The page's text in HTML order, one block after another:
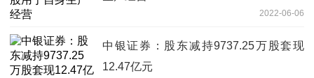
2022-06-06
中银证券：股东减持9737.25万股套现
12.47亿元